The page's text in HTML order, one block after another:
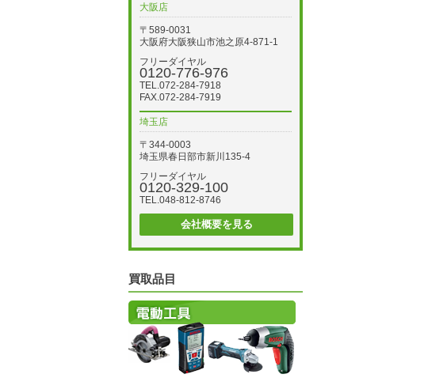
大阪店
〒589-0031
大阪府大阪狭山市池之原4-871-1
フリーダイヤル
0120-776-976
TEL.072-284-7918
FAX.072-284-7919
埼玉店
〒344-0003
埼玉県春日部市新川135-4
フリーダイヤル
0120-329-100
TEL.048-812-8746
会社概要を見る
買取品目